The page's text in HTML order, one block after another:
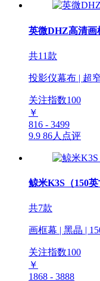
英微DHZ高清画
共11款
投影仪幕布 | 超
关注指数100
￥
816 - 3499
9.9 86人点评
鲸米K3S（150英
共7款
画框幕 | 黑晶 |
关注指数100
￥
1868 - 3888